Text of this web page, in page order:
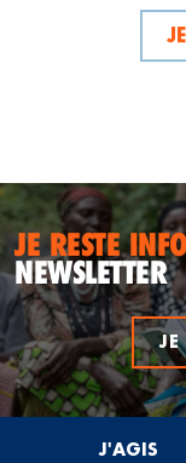
JE RESTE
NEWSLETTER
J'AGIS